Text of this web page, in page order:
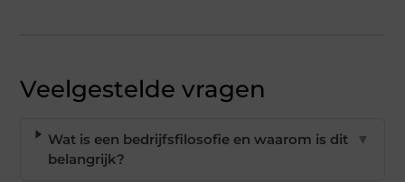
Veelgestelde vragen
Wat is een bedrijfsfilosofie en waarom is dit
belangrijk?
▼